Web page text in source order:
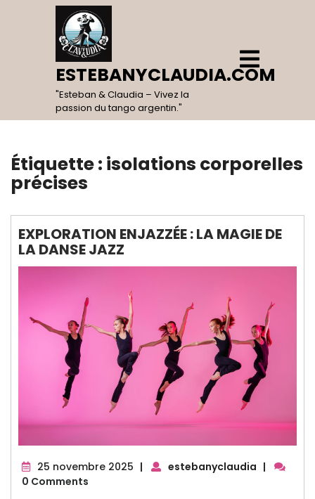
ESTEBANYCLAUDIA.COM
"Esteban & Claudia – Vivez la
passion du tango argentin."
Open
Menu
Étiquette : isolations corporelles
précises
EXPLORATION ENJAZZÉE : LA MAGIE DE
LA DANSE JAZZ
25 novembre 2025 25
| estebanyclaudia |
0 Comments